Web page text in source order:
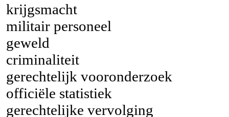
krijgsmacht
militair personeel
geweld
criminaliteit
gerechtelijk vooronderzoek
officiële statistiek
gerechtelijke vervolging